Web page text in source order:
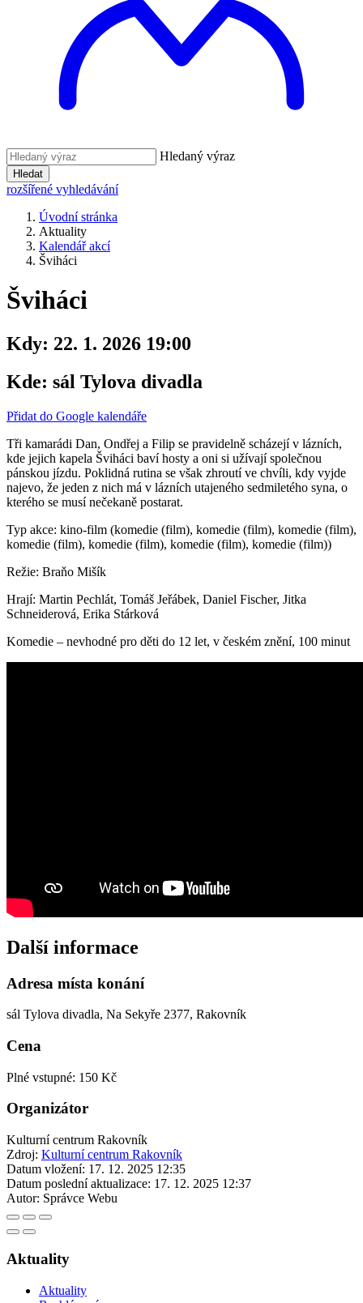
Hledaný výraz
Hledat
rozšířené vyhledávání
Úvodní stránka
Aktuality
Kalendář akcí
Šviháci
Šviháci
Kdy: 22. 1. 2026 19:00
Kde: sál Tylova divadla
Přidat do Google kalendáře
Tři kamarádi Dan, Ondřej a Filip se pravidelně scházejí v lázních,
kde jejich kapela Šviháci baví hosty a oni si užívají společnou
pánskou jízdu. Poklidná rutina se však zhroutí ve chvíli, kdy vyjde
najevo, že jeden z nich má v lázních utajeného sedmiletého syna, o
kterého se musí nečekaně postarat.
Typ akce: kino-film (komedie (film), komedie (film), komedie (film),
komedie (film), komedie (film), komedie (film), komedie (film))
Režie: Braňo Mišík
Hrají: Martin Pechlát, Tomáš Jeřábek, Daniel Fischer, Jitka
Schneiderová, Erika Stárková
Komedie – nevhodné pro děti do 12 let, v českém znění, 100 minut
Další informace
Adresa místa konání
sál Tylova divadla, Na Sekyře 2377, Rakovník
Cena
Plné vstupné: 150 Kč
Organizátor
Kulturní centrum Rakovník
Zdroj: Kulturní centrum Rakovník
Datum vložení: 17. 12. 2025 12:35
Datum poslední aktualizace: 17. 12. 2025 12:37
Autor: Správce Webu
Aktuality
Aktuality